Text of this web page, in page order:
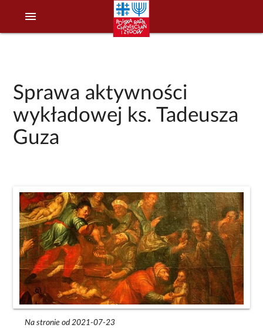
menu
Sprawa aktywności
wykładowej ks. Tadeusza
Guza
Na stronie od 2021-07-23